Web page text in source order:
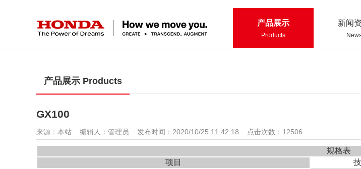
产品展示
Products
新闻
产品展示 Products
GX100
来源：本站 编辑人：管理员 发布时间：2020/10/25 11:42:18 点击次数： 12506
规格表
项目